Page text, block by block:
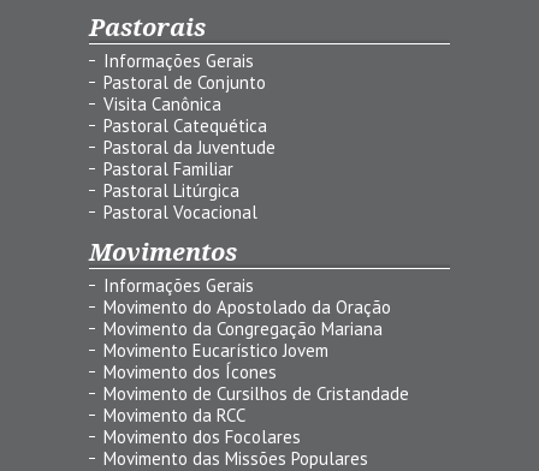
Pastorais
Informações Gerais
Pastoral de Conjunto
Visita Canônica
Pastoral Catequética
Pastoral da Juventude
Pastoral Familiar
Pastoral Litúrgica
Pastoral Vocacional
Movimentos
Informações Gerais
Movimento do Apostolado da Oração
Movimento da Congregação Mariana
Movimento Eucarístico Jovem
Movimento dos Ícones
Movimento de Cursilhos de Cristandade
Movimento da RCC
Movimento dos Focolares
Movimento das Missões Populares